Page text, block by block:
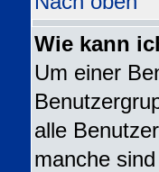
Wie kann
Um einer
alle
manche